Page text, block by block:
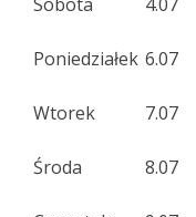
Poniedziałek 6.07
Wtorek 7.07
Środa 8.07